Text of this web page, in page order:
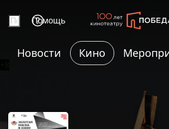
Помощь
Новости Кино